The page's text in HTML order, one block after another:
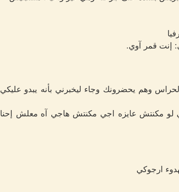
إنت قمر آوي.
وهم يحضرونك وجاء ليخبرني بأنه يبدو عليكي
لو مكنتش عايزه اجي مكنتش هاجي آه معلش إحنا
ارجوكي